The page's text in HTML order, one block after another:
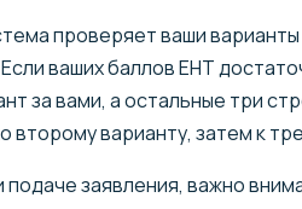
проверяет ваши
ваших баллов ЕНТ
за вами, а остальные три
второму варианту, затем к
заявления, важно